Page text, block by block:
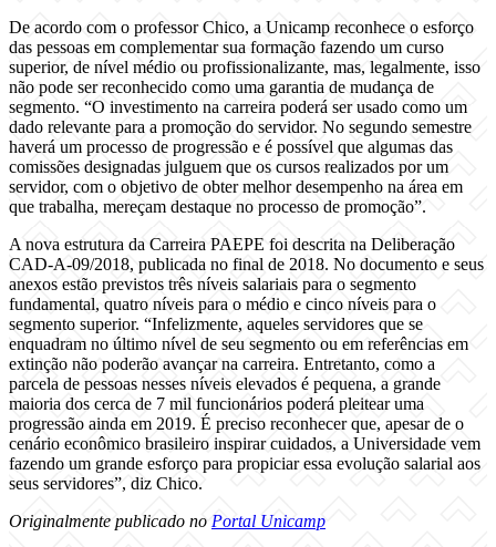
De acordo com o professor Chico, a Unicamp reconhece o esforço
das pessoas em complementar sua formação fazendo um curso
superior, de nível médio ou profissionalizante, mas, legalmente, isso
não pode ser reconhecido como uma garantia de mudança de
segmento. “O investimento na carreira poderá ser usado como um
dado relevante para a promoção do servidor. No segundo semestre
haverá um processo de progressão e é possível que algumas das
comissões designadas julguem que os cursos realizados por um
servidor, com o objetivo de obter melhor desempenho na área em
que trabalha, mereçam destaque no processo de promoção”.
A nova estrutura da Carreira PAEPE foi descrita na Deliberação
CAD-A-09/2018, publicada no final de 2018. No documento e seus
anexos estão previstos três níveis salariais para o segmento
fundamental, quatro níveis para o médio e cinco níveis para o
segmento superior. “Infelizmente, aqueles servidores que se
enquadram no último nível de seu segmento ou em referências em
extinção não poderão avançar na carreira. Entretanto, como a
parcela de pessoas nesses níveis elevados é pequena, a grande
maioria dos cerca de 7 mil funcionários poderá pleitear uma
progressão ainda em 2019. É preciso reconhecer que, apesar de o
cenário econômico brasileiro inspirar cuidados, a Universidade vem
fazendo um grande esforço para propiciar essa evolução salarial aos
seus servidores”, diz Chico.
Originalmente publicado no Portal Unicamp